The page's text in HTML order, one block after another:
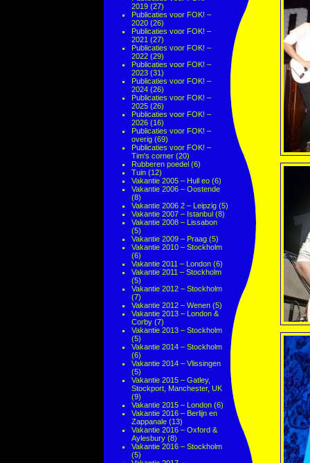
2019 (27)
Publicaties voor FOK! –
2020 (26)
Publicaties voor FOK! –
2021 (27)
Publicaties voor FOK! –
2022 (29)
Publicaties voor FOK! –
2023 (31)
Publicaties voor FOK! –
2024 (26)
Publicaties voor FOK! –
2025 (26)
Publicaties voor FOK! –
2026 (16)
Publicaties voor FOK! –
overig (69)
Publicaties voor FOK! –
Tim's corner (20)
Rubberen poedel (6)
Tuin (12)
Vakantie 2005 – Hull eo (6)
Vakantie 2006 – Oostende
(8)
Vakantie 2006 2 – Leipzig (5)
Vakantie 2007 – Istanbul (8)
Vakantie 2008 – Lissabon
(5)
Vakantie 2009 – Praag (5)
Vakantie 2010 – Stockholm
(6)
Vakantie 2011 – London (6)
Vakantie 2011 – Stockholm
(5)
Vakantie 2012 – Stockholm
(7)
Vakantie 2012 – Wenen (5)
Vakantie 2013 – London &
Corby (7)
Vakantie 2013 – Stockholm
(5)
Vakantie 2014 – Stockholm
(6)
Vakantie 2014 – Vlissingen
(5)
Vakantie 2015 – Gatley,
Stockport, Manchester, UK
(9)
Vakantie 2015 – London (6)
Vakantie 2016 – Berlijn en
Zappanale (13)
Vakantie 2016 – Oxford &
Aylesbury (8)
Vakantie 2016 – Stockholm
(5)